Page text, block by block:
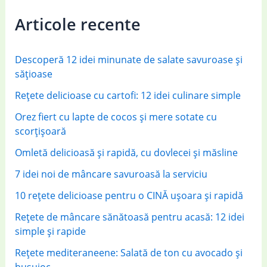
h
o
r
Articole recente
Descoperă 12 idei minunate de salate savuroase și
sățioase
Rețete delicioase cu cartofi: 12 idei culinare simple
Orez fiert cu lapte de cocos și mere sotate cu
scorțișoară
Omletă delicioasă și rapidă, cu dovlecei și măsline
7 idei noi de mâncare savuroasă la serviciu
10 rețete delicioase pentru o CINĂ ușoara și rapidă
Rețete de mâncare sănătoasă pentru acasă: 12 idei
simple și rapide
Rețete mediteraneene: Salată de ton cu avocado și